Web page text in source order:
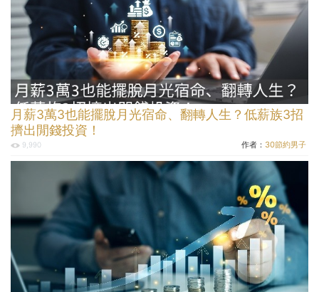
月薪3萬3也能擺脫月光宿命、翻轉人生？低薪族3招
擠出閒錢投資！
9,990 作者： 30節約男子